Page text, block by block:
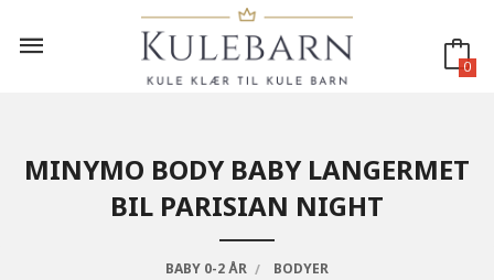
innholdet
0
MINYMO BODY BABY LANGERMET
BIL PARISIAN NIGHT
BABY 0-2 ÅR BODYER